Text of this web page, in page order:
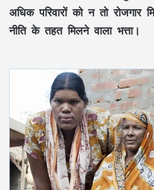
अधिक परिवारोंको न तो रोजगार
नीति के तहत मिलने वाला भत्ता।